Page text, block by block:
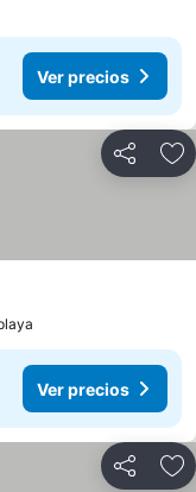
Ver precios
Compartir
Ver precios
Compartir